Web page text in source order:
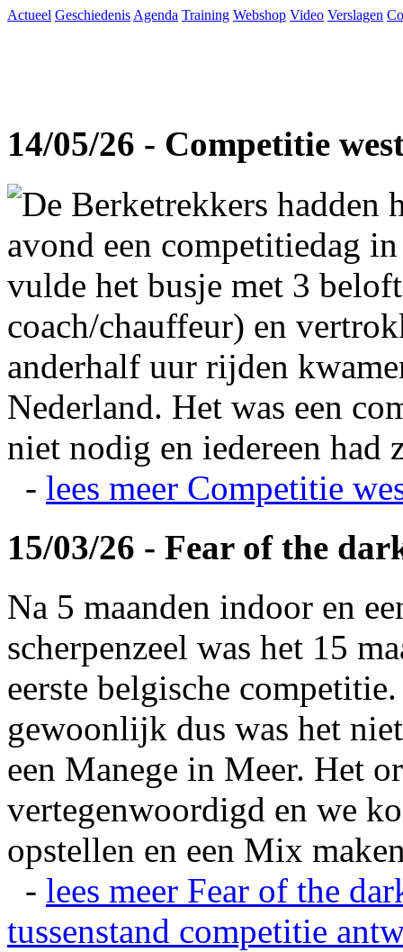
Actueel Geschiedenis Agenda Training Webshop Video Verslagen
14/05/26 - Competitie
De Berketrekkers hadden
avond een competitiedag
vulde het busje met 3
coach/chauffeur) en
anderhalf uur rijden
Nederland. Het was een
niet nodig en iedereen
- lees meer Competitie
15/03/26 - Fear of the
Na 5 maanden indoor en
scherpenzeel was het 15
eerste belgische
gewoonlijk dus was het
een Manege in Meer. Het
vertegenwoordigd en we
opstellen en een Mix
- lees meer Fear of the
tussenstand competitie